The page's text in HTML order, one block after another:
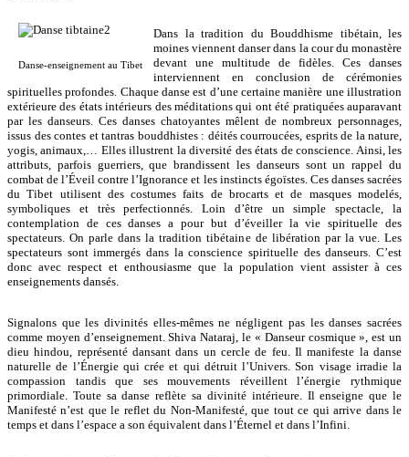
Danse-enseignement au Tibet
Dans la tradition du Bouddhisme tibétain, les
moines viennent danser dans la cour du monastère
devant une multitude de fidèles. Ces danses
interviennent en conclusion de cérémonies
spirituelles profondes. Chaque danse est d’une certaine manière une illustration
extérieure des états intérieurs des méditations qui ont été pratiquées auparavant
par les danseurs. Ces danses chatoyantes mêlent de nombreux personnages,
issus des contes et tantras bouddhistes : déités courroucées, esprits de la nature,
yogis, animaux,… Elles illustrent la diversité des états de conscience. Ainsi, les
attributs, parfois guerriers, que brandissent les danseurs sont un rappel du
combat de l’Éveil contre l’Ignorance et les instincts égoïstes. Ces danses sacrées
du Tibet utilisent des costumes faits de brocarts et de masques modelés,
symboliques et très perfectionnés. Loin d’être un simple spectacle, la
contemplation de ces danses a pour but d’éveiller la vie spirituelle des
spectateurs. On parle dans la tradition tibétaine de libération par la vue. Les
spectateurs sont immergés dans la conscience spirituelle des danseurs. C’est
donc avec respect et enthousiasme que la population vient assister à ces
enseignements dansés.
Signalons que les divinités elles-mêmes ne négligent pas les danses sacrées
comme moyen d’enseignement. Shiva Nataraj, le « Danseur cosmique », est un
dieu hindou, représenté dansant dans un cercle de feu. Il manifeste la danse
naturelle de l’Énergie qui crée et qui détruit l’Univers. Son visage irradie la
compassion tandis que ses mouvements réveillent l’énergie rythmique
primordiale. Toute sa danse reflète sa divinité intérieure. Il enseigne que le
Manifesté n’est que le reflet du Non-Manifesté, que tout ce qui arrive dans le
temps et dans l’espace a son équivalent dans l’Éternel et dans l’Infini.